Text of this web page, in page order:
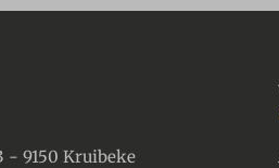
- 9150 Kruibeke